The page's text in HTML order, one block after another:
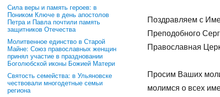
Сила веры и память героев: в
Поником Ключе в день апостолов
Петра и Павла почтили память
защитников Отечества
Молитвенное единство в Старой
Майне: Союз православных женщин
принял участие в праздновании
Боголюбской иконы Божией Матери
Святость семейства: в Ульяновске
чествовали многодетные семьи
региона
Поздравляем с
Преподобного
Православная
Просим Ваших
молимся о всех